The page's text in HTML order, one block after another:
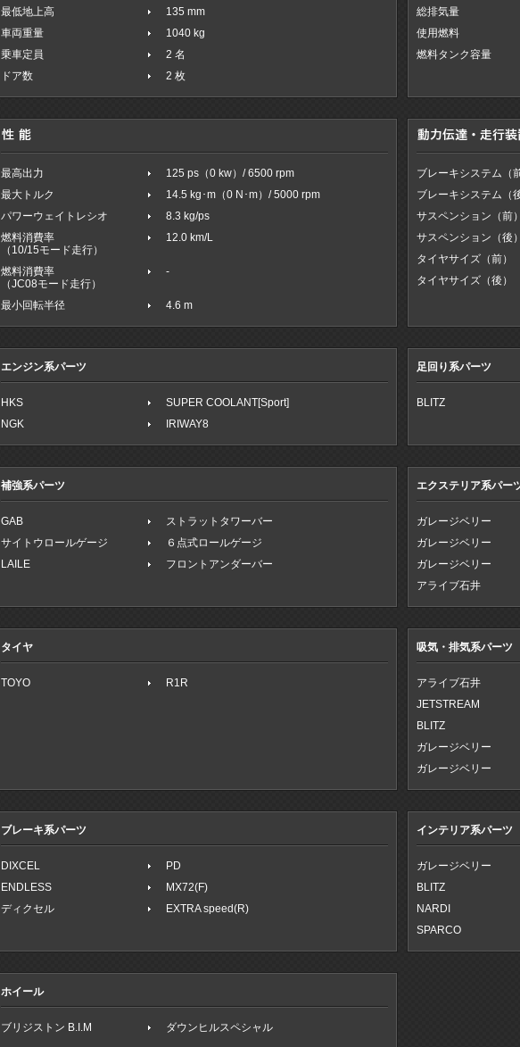
最低地上高
135 mm
車両重量
1040 kg
乗車定員
2 名
ドア数
2 枚
最高出力
125 ps（0 kw）/ 6500 rpm
最大トルク
14.5 kg･m（0 N･m）/ 5000 rpm
パワーウェイトレシオ
8.3 kg/ps
燃料消費率
（10/15モード走行）
12.0 km/L
燃料消費率
（JC08モード走行）
-
最小回転半径 4.6 m
総排気量
使用燃料
燃料タンク容量
ブレーキシステム（前
ブレーキシステム（後
サスペンション（前）
サスペンション（後）
タイヤサイズ（前）
タイヤサイズ（後）
エンジン系パーツ
HKS
SUPER COOLANT[Sport]
NGK
IRIWAY8
足回り系パーツ
BLITZ
補強系パーツ
GAB
ストラットタワーバー
サイトウロールゲージ
６点式ロールゲージ
LAILE
フロントアンダーバー
エクステリア系パー
ガレージベリー
ガレージベリー
ガレージベリー
アライブ石井
タイヤ
TOYO R1R
吸気・排気系パーツ
アライブ石井
JETSTREAM
BLITZ
ガレージベリー
ガレージベリー
ブレーキ系パーツ
DIXCEL
PD
ENDLESS
MX72(F)
ディクセル
EXTRA speed(R)
インテリア系パーツ
ガレージベリー
BLITZ
NARDI
SPARCO
ホイール
ブリジストン B.I.M ダウンヒルスペシャル